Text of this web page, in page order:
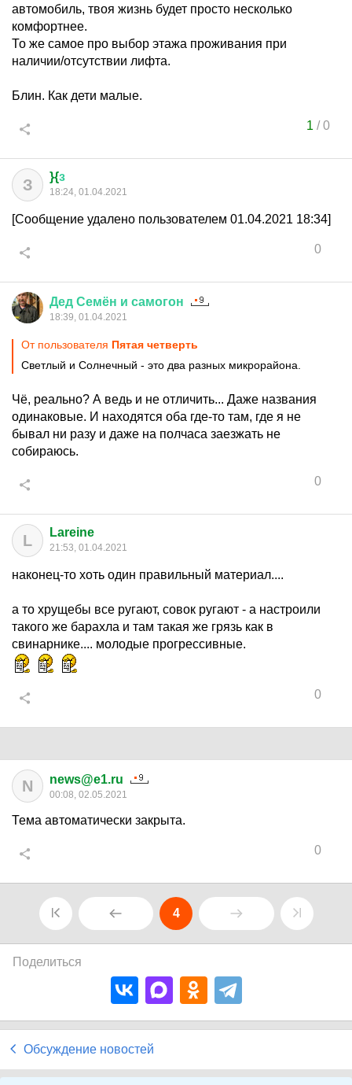
автомобиль, твоя жизнь будет просто несколько
комфортнее.
То же самое про выбор этажа проживания при
наличии/отсутствии лифта.
Блин. Как дети малые.
1 /0
З }{з
18:24, 01.04.2021
[Сообщение удалено пользователем 01.04.2021 18:34]
0
Дед Семён и самогон
18:39, 01.04.2021
От пользователя Пятая четверть
Светлый и Солнечный - это два разных микрорайона.
Чё, реально? А ведь и не отличить... Даже названия
одинаковые. И находятся оба где-то там, где я не
бывал ни разу и даже на полчаса заезжать не
собираюсь.
0
L Lareine
21:53, 01.04.2021
наконец-то хоть один правильный материал....
а то хрущебы все ругают, совок ругают - а настроили
такого же барахла и там такая же грязь как в
свинарнике.... молодые прогрессивные.
0
N news@e1.ru
00:08, 02.05.2021
Тема автоматически закрыта.
0
4
Поделиться
Обсуждение новостей